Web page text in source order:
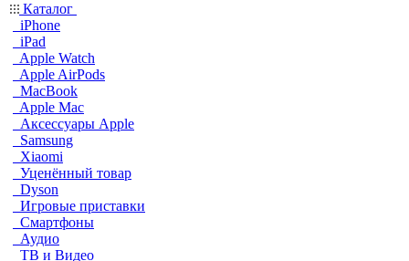
Каталог
iPhone
iPad
Apple Watch
Apple AirPods
MacBook
Apple Mac
Аксессуары Apple
Samsung
Xiaomi
Уценённый товар
Dyson
Игровые приставки
Смартфоны
Аудио
ТВ и Видео